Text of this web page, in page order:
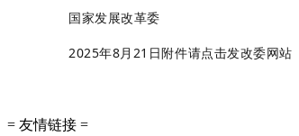
国家发展改革委
2025年8月21日附件请点击发改委网站
= 友情链接 =